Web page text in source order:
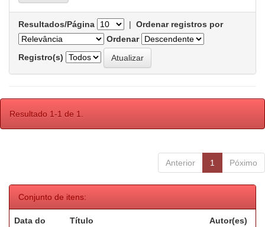
Resultados/Página | Ordenar registros por
Ordenar
Registro(s)
Resultado 1-1 de 1.
Anterior 1 Póximo
Conjunto de itens:
Data do
Título Autor(es)